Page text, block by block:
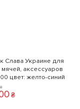
Слава Украине для
мячей, аксессуаров
цвет: желто-синий
₴
₴